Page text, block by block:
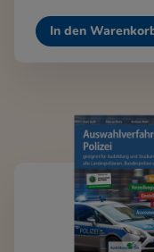
In den